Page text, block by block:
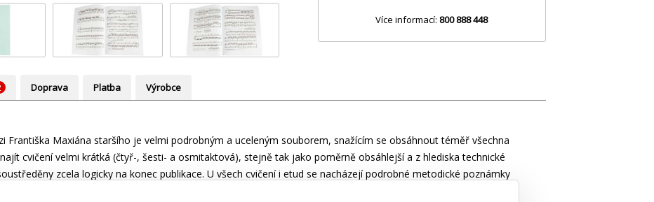
Více informací: 800 888 448
Doprava Platba Výrobce
Františka Maxiána staršího je velmi podrobným a uceleným souborem, snažícím se obsáhnout téměř všechna
cvičení velmi krátká (čtyř-, šesti- a osmitaktová), stejně tak jako poměrně obsáhlejší a z hlediska technické
zcela logicky na konec publikace. U všech cvičení i etud se nacházejí podrobné metodické poznámky
přispívají k jejich snadnějšímu, rychlejšímu a hlavně technicky správnému zvládnutí.